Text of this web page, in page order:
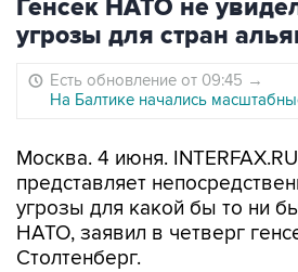
Генсек НАТО не
угрозы для стран
Есть обновление от 09:45 →
На Балтике начались
Москва. 4 июня.
представляет
угрозы для какой бы то ни
НАТО, заявил в четверг
Столтенберг.